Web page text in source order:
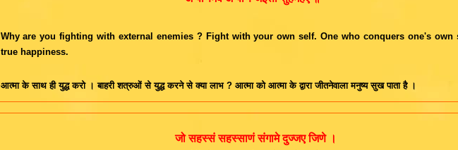
Why are you fighting with external enemies ? Fight with your own self. One who conquers one's own
true happiness.
आत्मा के साथ ही युद्ध करो । बाहरी शत्रुओं से युद्ध करने से क्या लाभ ? आत्मा को आत्मा के द्वारा जीतनेवाला मनुष्य सुख पाता है ।
जो सहस्सं सहस्साणं संगामे दुज्जए जिणे ।